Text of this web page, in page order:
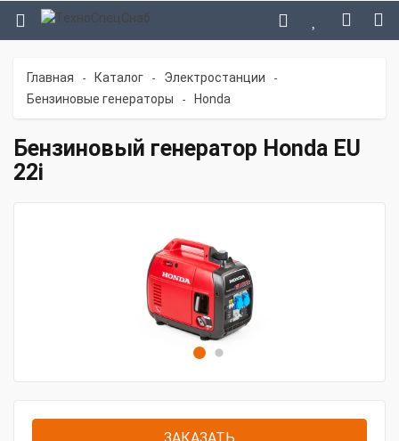
Главная - Каталог - Электростанции -
Бензиновые генераторы - Honda
Бензиновый генератор Honda EU
22i